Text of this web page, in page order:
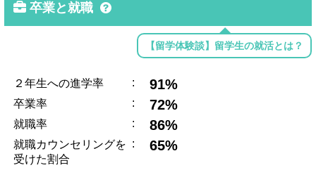
卒業と就職
【留学体験談】留学生の就活とは？
２年生への進学率 : 91%
卒業率 : 72%
就職率 : 86%
就職カウンセリングを
受けた割合
: 65%